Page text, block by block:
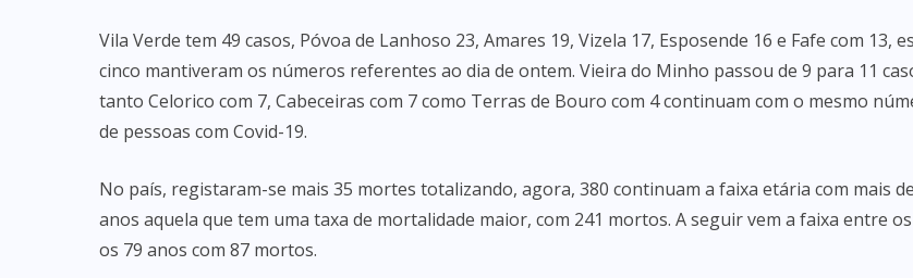
Vila Verde tem 49 casos, Póvoa de Lanhoso 23, Amares 19, Vizela 17, Esposende 16 e Fafe com 13,
cinco mantiveram os números referentes ao dia de ontem. Vieira do Minho passou de 9 para 11
tanto Celorico com 7, Cabeceiras com 7 como Terras de Bouro com 4 continuam com o mesmo
de pessoas com Covid-19.
No país, registaram-se mais 35 mortes totalizando, agora, 380 continuam a faixa etária com mais
anos aquela que tem uma taxa de mortalidade maior, com 241 mortos. A seguir vem a faixa entre
os 79 anos com 87 mortos.